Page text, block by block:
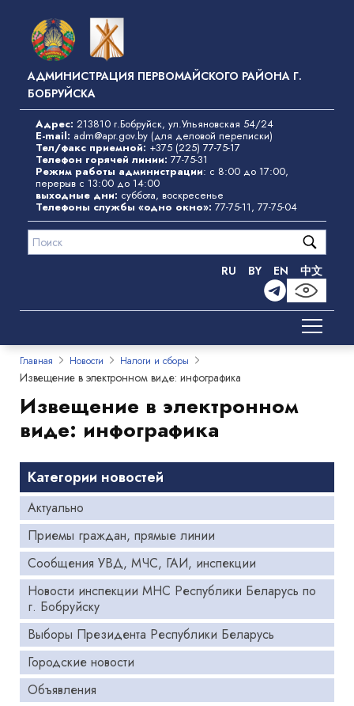
основному
содержанию
АДМИНИСТРАЦИЯ ПЕРВОМАЙСКОГО РАЙОНА Г.
БОБРУЙСКА
Адрес: 213810 г.Бобруйск, ул.Ульяновская 54/24
E-mail: adm@apr.gov.by (для деловой переписки)
Тел/факс приемной: +375 (225) 77-75-17
Телефон горячей линии: 77-75-31
Режим работы администрации: с 8:00 до 17:00,
перерыв с 13:00 до 14:00
выходные дни: суббота, воскресенье
Телефоны службы «одно окно»: 77-75-11, 77-75-04
RU BY EN 中文
Главная Новости Налоги и сборы
Извещение в электронном виде: инфографика
Извещение в электронном
виде: инфографика
Категории новостей
Актуально
Приемы граждан, прямые линии
Сообщения УВД, МЧС, ГАИ, инспекции
Новости инспекции МНС Республики Беларусь по
г. Бобруйску
Выборы Президента Республики Беларусь
Городские новости
Объявления